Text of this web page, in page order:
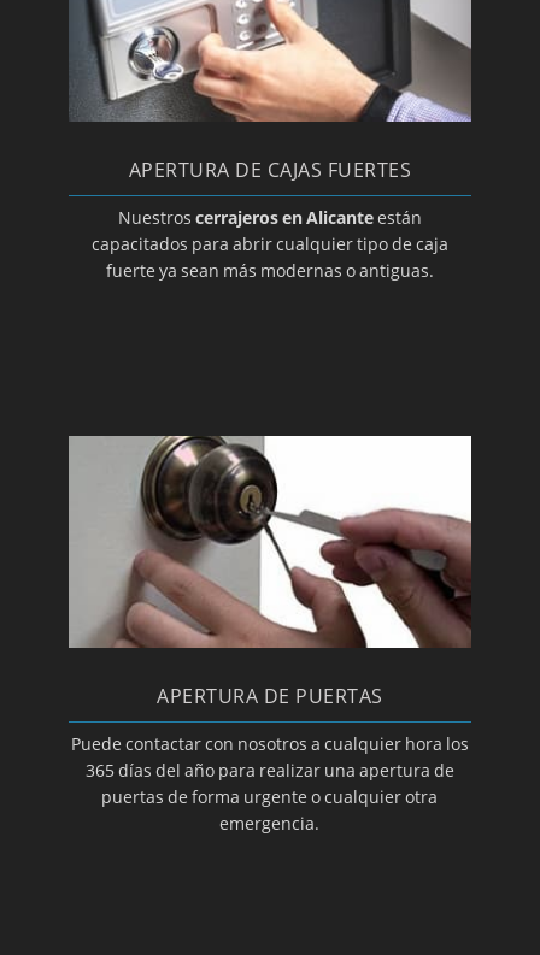
Cerrajeros en Sax
Cerrajeros en Teulada
Cerrajeros en Torrevieja
Cerrajeros en Villajoyosa
Cerrajeros en Villena
APERTURA DE CAJAS FUERTES
Nuestros cerrajeros en Alicanteestán
capacitados para abrir cualquier tipo de caja
fuerte ya sean más modernas o antiguas.
APERTURA DE PUERTAS
Puede contactar con nosotros a cualquier hora los
365 días del año para realizar una apertura de
puertas de forma urgente o cualquier otra
emergencia.